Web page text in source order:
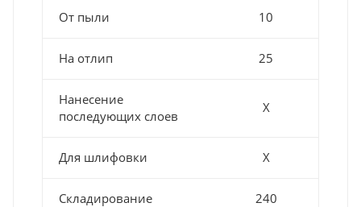
От пыли 10
На отлип 25
Нанесение
последующих слоев
Х
Для шлифовки Х
Складирование 240